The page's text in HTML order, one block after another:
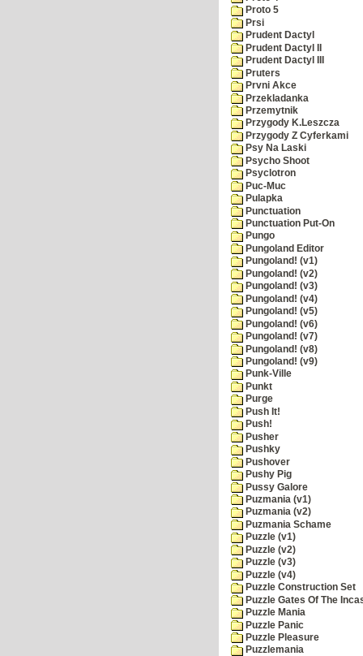
Proto 5
Prsi
Prudent Dactyl
Prudent Dactyl II
Prudent Dactyl III
Pruters
Prvni Akce
Przekladanka
Przemytnik
Przygody K.Leszcza
Przygody Z Cyferkami
Psy Na Laski
Psycho Shoot
Psyclotron
Puc-Muc
Pulapka
Punctuation
Punctuation Put-On
Pungo
Pungoland Editor
Pungoland! (v1)
Pungoland! (v2)
Pungoland! (v3)
Pungoland! (v4)
Pungoland! (v5)
Pungoland! (v6)
Pungoland! (v7)
Pungoland! (v8)
Pungoland! (v9)
Punk-Ville
Punkt
Purge
Push It!
Push!
Pusher
Pushky
Pushover
Pushy Pig
Pussy Galore
Puzmania (v1)
Puzmania (v2)
Puzmania Schame
Puzzle (v1)
Puzzle (v2)
Puzzle (v3)
Puzzle (v4)
Puzzle Construction Set
Puzzle Gates Of The
Puzzle Mania
Puzzle Panic
Puzzle Pleasure
Puzzlemania